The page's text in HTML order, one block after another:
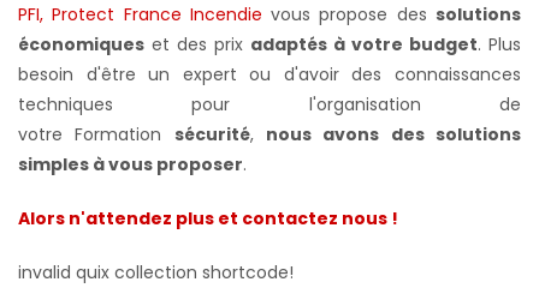
PFI, Protect France Incendie vous propose dessolutions
économiques et des prix adaptés à votre budget. Plus
besoin d'être un expert ou d'avoir des connaissances
techniques pour l'organisation de
votreFormation sécurité, nous avons des solutions
simples à vous proposer.
Alors n'attendez plus et contactez nous !
invalid quix collection shortcode!